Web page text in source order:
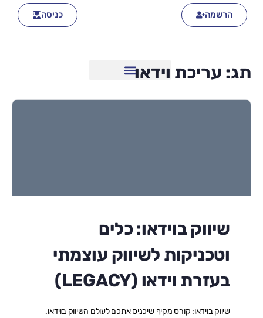
הרשמה כניסה
תג: עריכת וידאו
שיווק בוידאו: כלים
וטכניקות לשיווק עוצמתי
בעזרת וידאו (LEGACY)
שיווק בוידאו: קורס מקיף שיכניס אתכם לעולם השיווק בוידאו.